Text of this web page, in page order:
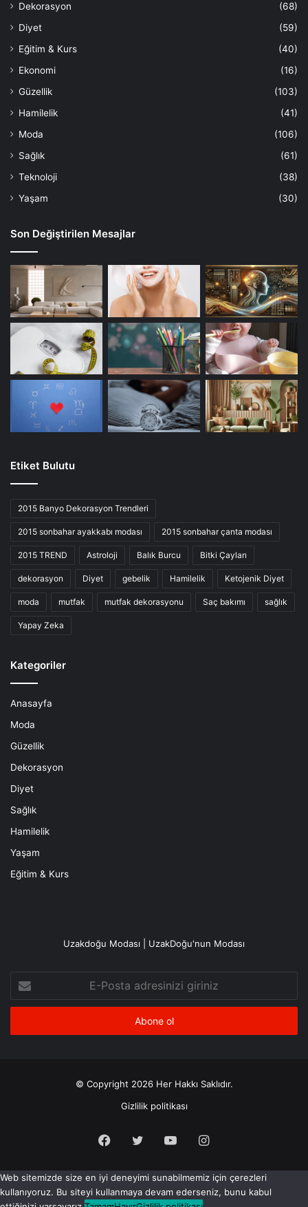
Dekorasyon
(68)
Diyet
(59)
Eğitim & Kurs
(40)
Ekonomi
(16)
Güzellik
(103)
Hamilelik
(41)
Moda
(106)
Sağlık
(61)
Teknoloji
(38)
Yaşam
(30)
Son Değiştirilen Mesajlar
Etiket Bulutu
2015 Banyo Dekorasyon Trendleri
2015 sonbahar ayakkabı modası 2015 sonbahar çanta modası
2015 TREND Astroloji Balık Burcu Bitki Çayları
dekorasyon Diyet gebelik Hamilelik Ketojenik Diyet
moda mutfak mutfak dekorasyonu Saç bakımı sağlık
Yapay Zeka
Kategoriler
Anasayfa
Moda
Güzellik
Dekorasyon
Diyet
Sağlık
Hamilelik
Yaşam
Eğitim & Kurs
Uzakdoğu Modası | UzakDoğu'nun Modası
Posta
adresinizi
© Copyright 2026 Her Hakkı Saklıdır.
Gizlilik politikası
Facebook
X YouTubeInstagram
Web sitemizde size en iyi deneyimi sunabilmemiz için çerezleri
kullanıyoruz. Bu siteyi kullanmaya devam ederseniz, bunu kabul